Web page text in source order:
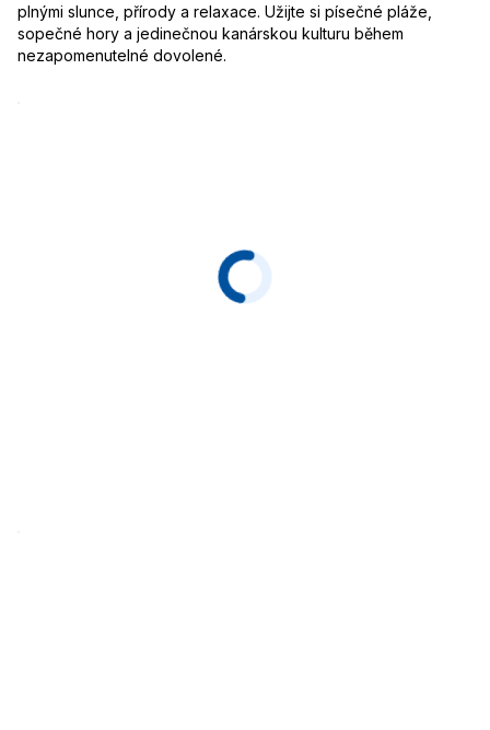
plnými slunce, přírody a relaxace. Užijte si písečné pláže,
sopečné hory a jedinečnou kanárskou kulturu během
nezapomenutelné dovolené.